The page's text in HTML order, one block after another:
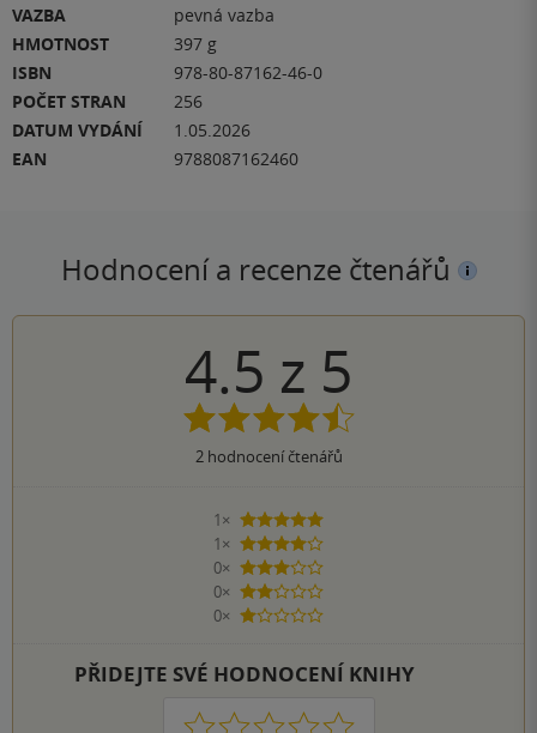
VAZBA
pevná vazba
HMOTNOST
397 g
ISBN
978-80-87162-46-0
POČET STRAN
256
DATUM VYDÁNÍ
1.05.2026
EAN
9788087162460
Hodnocení a recenze čtenářů
4.5 z 5
2hodnocení čtenářů
1×
5 hvězdiček
1×
4 hvězdičky
0×
3 hvězdičky
0×
2 hvězdičky
0×
1 hvezdička
PŘIDEJTE SVÉ HODNOCENÍ KNIHY
1 2 3 4 5